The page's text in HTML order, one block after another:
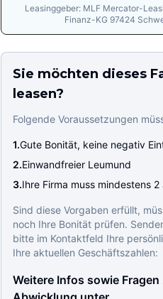
Leasinggeber: MLF Mercator-
Finanz-KG 97424
Sie möchten dieses
leasen?
Folgende Voraussetzungen
1.Gute Bonität, keine negativ
2.Einwandfreier Leumund
3.Ihre Firma muss mindestens
Sind diese Vorgaben erfüllt,
noch Ihre Bonität prüfen.
bitte im Kontaktfeld Ihre
Ihre aktuellen Geschäftszahlen:
Weitere Infos sowie Fragen